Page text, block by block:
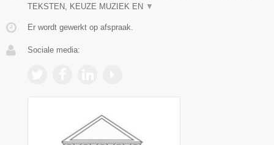
TEKSTEN, KEUZE MUZIEK EN ▼
Er wordt gewerkt op afspraak.
Sociale media: